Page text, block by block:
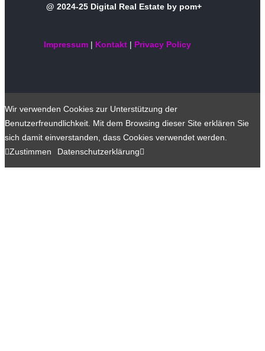
@ 2024-25 Digital Real Estate by pom+
Impressum | Kontakt | Privacy Policy
Wir verwenden Cookies zur Unterstützung der
Benutzerfreundlichkeit. Mit dem Browsing dieser Site erklären Sie
sich damit einverstanden, dass Cookies verwendet werden.
Zustimmen
Datenschutzerklärung